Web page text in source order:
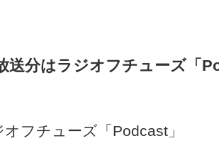
送分はラジオフチューズ「
オフチューズ「Podcast」